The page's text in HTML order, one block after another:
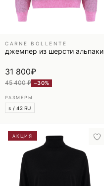
CARNE BOLLENTE
джемпер из шерсти альпаки
31 800₽
45 400 ₽ −30%
РАЗМЕРЫ
s / 42 RU
АКЦИЯ